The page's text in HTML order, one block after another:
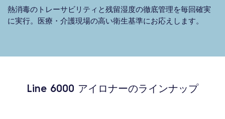
熱消毒のトレーサビリティと残留湿度の徹底管理を毎回確実
に実行。医療・介護現場の高い衛生基準にお応えします。
Line 6000 アイロナーのラインナップ